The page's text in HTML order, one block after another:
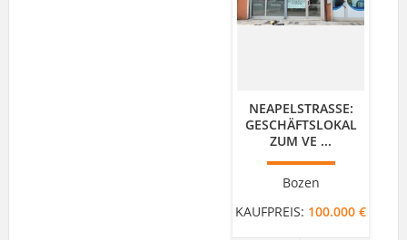
NEAPELSTRASSE: G
ESCHÄFTSLOKAL Z
UM VE ...
Bozen
KAUFPREIS: 100.000 €